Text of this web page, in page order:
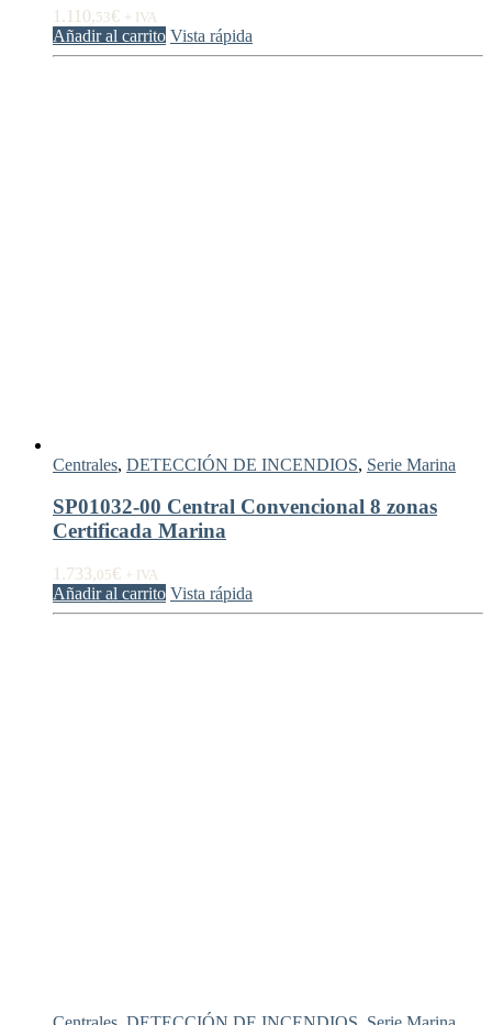
1.110,53€ + IVA
Añadir al carrito Vista rápida
Centrales, DETECCIÓN DE INCENDIOS, Serie Marina
SP01032-00 Central Convencional 8 zonas
Certificada Marina
1.733,05€ + IVA
Añadir al carrito Vista rápida